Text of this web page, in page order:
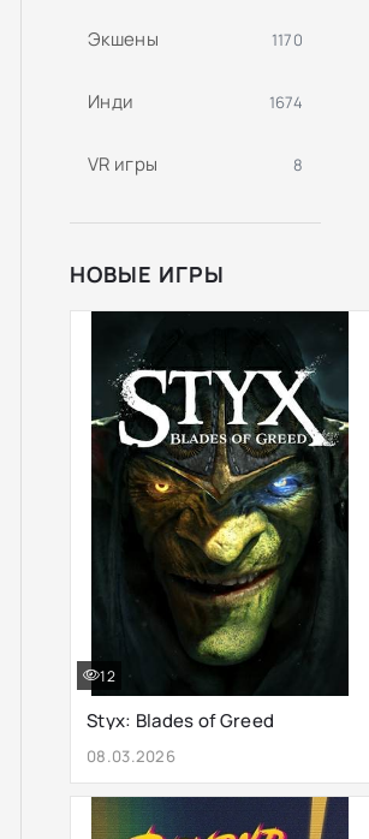
Экшены 1170
Инди 1674
VR игры 8
НОВЫЕ ИГРЫ
Styx: Blades of Greed
08.03.2026
12